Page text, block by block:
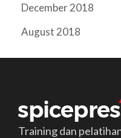
December 2018
August 2018
Training dan